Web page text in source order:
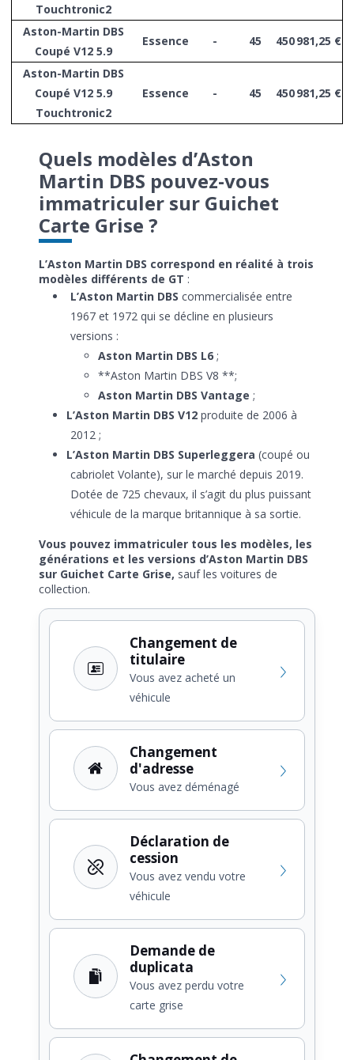
Touchtronic2
Aston-Martin DBS
Coupé V12 5.9
Essence - 45 450981,25 €
Aston-Martin DBS
Coupé V12 5.9
Touchtronic2
Essence - 45 450981,25 €
Quels modèles d’Aston
Martin DBS pouvez-vous
immatriculer sur Guichet
Carte Grise ?
L’Aston Martin DBS correspond en réalité à trois
modèles différents de GT :
L’Aston Martin DBS commercialisée entre
1967 et 1972 qui se décline en plusieurs
versions :
Aston Martin DBS L6;
**Aston Martin DBS V8 **;
Aston Martin DBS Vantage ;
L’Aston Martin DBS V12produite de 2006 à
2012 ;
L’Aston Martin DBS Superleggera (coupé ou
cabriolet Volante), sur le marché depuis 2019.
Dotée de 725 chevaux, il s’agit du plus puissant
véhicule de la marque britannique à sa sortie.
Vous pouvez immatriculer tous les modèles, les
générations et les versions d’Aston Martin DBS
sur Guichet Carte Grise, sauf les voitures de
collection.
Changement de
titulaire
Vous avez acheté un
véhicule
Changement
d'adresse
Vous avez déménagé
Déclaration de
cession
Vous avez vendu votre
véhicule
Demande de
duplicata
Vous avez perdu votre
carte grise